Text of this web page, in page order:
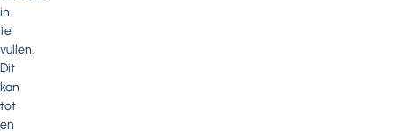
in
te
vullen.
Dit
kan
tot
en